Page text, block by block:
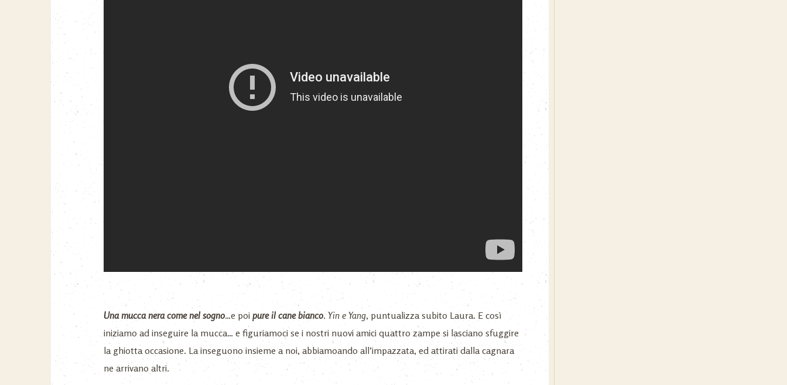
Una mucca nera come nel sogno…e poi pure il cane bianco.Yin e Yang, puntualizza subito Laura. E così
iniziamo ad inseguire la mucca… e figuriamoci se i nostri nuovi amici quattro zampe si lasciano sfuggire
la ghiotta occasione. La inseguono insieme a noi, abbiamoando all’impazzata, ed attirati dalla cagnara
ne arrivano altri.